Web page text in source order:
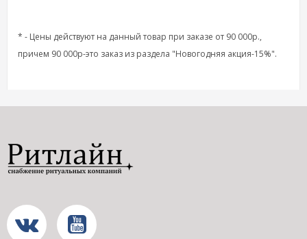
* - Цены действуют на данный товар при заказе от 90 000р.,
причем 90 000р-это заказ из раздела "Новогодняя акция-15%".